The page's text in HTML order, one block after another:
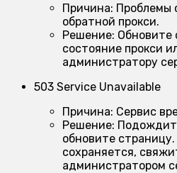
Причина: Проблемы
обратной прокси.
Решение: Обновите
состояние прокси
администратору
503 Service Unavailable
Причина: Сервис
Решение:
обновите
сохраняется,
администратором